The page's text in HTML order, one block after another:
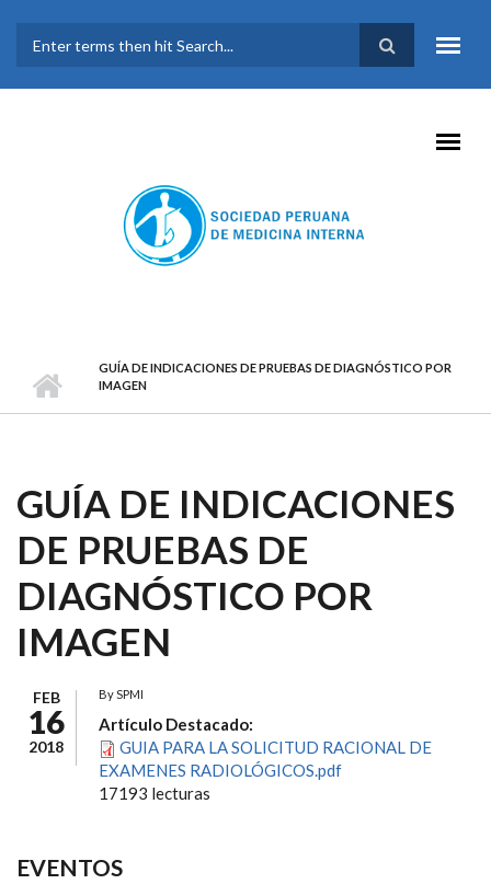
FORMULARIO DE
BÚSQUEDA
GUÍA DE INDICACIONES DE PRUEBAS DE DIAGNÓSTICO POR
IMAGEN
GUÍA DE INDICACIONES
DE PRUEBAS DE
DIAGNÓSTICO POR
IMAGEN
FEB
16
2018
BySPMI
Artículo Destacado:
GUIA PARA LA SOLICITUD RACIONAL DE
EXAMENES RADIOLÓGICOS.pdf
17193 lecturas
EVENTOS